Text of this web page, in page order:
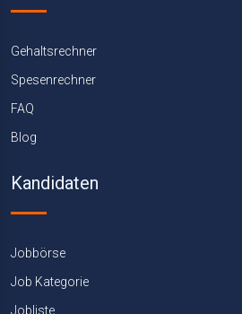
Gehaltsrechner
Spesenrechner
FAQ
Blog
Kandidaten
Jobbörse
Job Kategorie
Jobliste